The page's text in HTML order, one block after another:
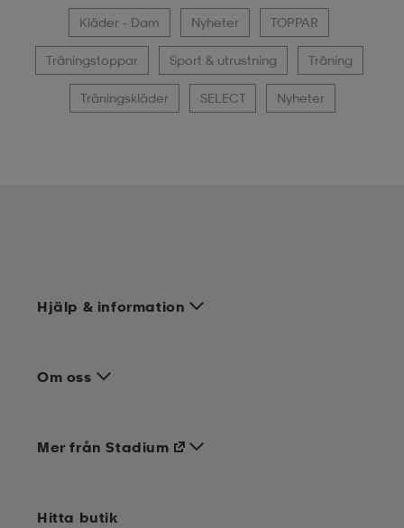
Kläder - Dam Nyheter TOPPAR
Träningstoppar Sport & utrustning Träning
Träningskläder SELECT Nyheter
Hjälp & information
Om oss
Mer från Stadium
Hitta butik